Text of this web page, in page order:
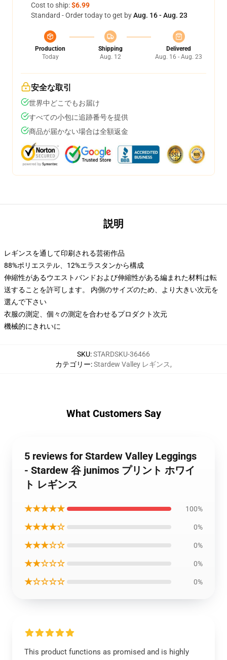
Cost to ship:$6.99
Standard - Order today to get byAug. 16 - Aug. 23
Production
Today
Shipping
Aug. 12
Delivered
Aug. 16 - Aug. 23
安全な取引
世界中どこでもお届け
すべての小包に追跡番号を提供
商品が届かない場合は全額返金
説明
レギンスを通して印刷される芸術作品
88%ポリエステル、12%エラスタンから構成
伸縮性があるウエストバンドおよび伸縮性がある編まれた材料は転
送することを許可します。 内側のサイズのため、より大きい次元を
選んで下さい
衣服の測定、個々の測定を合わせるプロダクト次元
機械的にきれいに
SKU:STARDSKU-36466
カテゴリー:Stardew Valley レギンス,
What Customers Say
5 reviews for Stardew Valley Leggings
- Stardew 谷 junimos プリント ホワイ
ト レギンス
★★★★★ 100%
★★★★☆ 0%
★★★☆☆ 0%
★★☆☆☆ 0%
★☆☆☆☆ 0%
This product functions as promised and is highly